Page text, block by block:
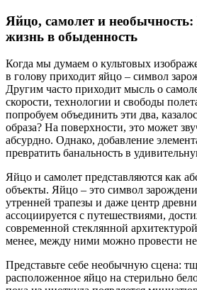
Яйцо, самолет и
жизнь в обыденность
Когда мы думаем о культовых
в голову приходит яйцо – символ
Другим часто приходит мысль о
скорости, технологии и свободы
попробуем объединить эти два,
образа? На поверхности, это может
абсурдно. Однако, добавление
превратить банальность в
Яйцо и самолет представляются как
объекты. Яйцо – это символ
утренней трапезы и даже центр
ассоциируется с путешествиями,
современной стеклянной
менее, между ними можно провести
Представьте себе необычную сцена:
расположенное яйцо на стерильно